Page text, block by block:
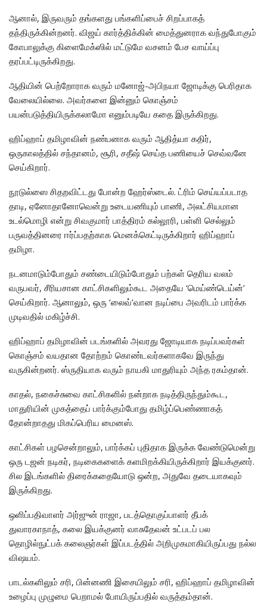
ஆனால், இருவரும் தங்களது பங்களிப்பைச் சிறப்பாகத்
தந்திருக்கின்றனர். விஜய் கார்த்திக்கின் மைத்துனராக வந்துபோகும்
கோபாலுக்கு கிளைமேக்ஸில் மட்டுமே வசனம் பேச வாய்ப்பு
தரப்பட்டிருக்கிறது.
ஆதியின் பெற்றோராக வரும் மனோஜ்-அபிநயா ஜோடிக்கு பெரிதாக
வேலையில்லை. அவர்களை இன்னும் கொஞ்சம்
பயன்படுத்தியிருக்கலாமோ எனும்படியே கதை இருக்கிறது.
ஹிப்ஹாப் தமிழாவின் நண்பனாக வரும் ஆதித்யா கதிர்,
ஒருகாலத்தில் சந்தானம், சூரி, சதீஷ் செய்த பணியைச் செவ்வனே
செய்கிறார்.
நூடுல்ஸை சிதறவிட்டது போன்ற ஹேர்ஸ்டைல். ட்ரிம் செய்யப்படாத
தாடி, ஏனோதானோவென்று உடையணியும் பாணி, அலட்சியமான
உடல்மொழி என்று சிவகுமார் பாத்திரம் கல்லூரி, பள்ளி செல்லும்
பருவத்தினரை ஈர்ப்பதற்காக மெனக்கெட்டிருக்கிறார் ஹிப்ஹாப்
தமிழா.
நடனமாடும்போதும் சண்டையிடும்போதும் பற்கள் தெரிய வலம்
வருபவர், சீரியசான காட்சிகளிலும்கூட அதையே ‘மெய்ண்டெய்ன்’
செய்கிறார். ஆனாலும், ஒரு ‘லைவ்’வான நடிப்பை அவரிடம் பார்க்க
முடிவதில் மகிழ்ச்சி.
ஹிப்ஹாப் தமிழாவின் படங்களில் அவரது ஜோடியாக நடிப்பவர்கள்
கொஞ்சம் வயதான தோற்றம் கொண்டவர்களாகவே இருந்து
வருகின்றனர். ஸ்ருதியாக வரும் நாயகி மாதுரியும் அந்த ரகம்தான்.
காதல், நகைச்சுவை காட்சிகளில் நன்றாக நடித்திருந்தும்கூட,
மாதுரியின் முகத்தைப் பார்க்கும்போது தமிழ்ப்பெண்ணாகத்
தோன்றாதது மிகப்பெரிய மைனஸ்.
காட்சிகள் பழசென்றாலும், பார்க்கப் புதிதாக இருக்க வேண்டுமென்று
ஒரு டஜன் நடிகர், நடிகைகளைக் களமிறக்கியிருக்கிறார் இயக்குனர்.
சில இடங்களில் திரைக்கதையோடு ஒன்ற, அதுவே தடையாகவும்
இருக்கிறது.
ஒளிப்பதிவாளர் அர்ஜுன் ராஜா, படத்தொகுப்பாளர் தீபக்
துவாரகாநாத், கலை இயக்குனர் வாசுதேவன் உட்படப் பல
தொழில்நுட்பக் கலைஞர்கள் இப்படத்தில் அறிமுகமாகியிருப்பது நல்ல
விஷயம்.
பாடல்களிலும் சரி, பின்னணி இசையிலும் சரி, ஹிப்ஹாப் தமிழாவின்
உழைப்பு முழுமை பெறாமல் போயிருப்பதில் வருத்தம்தான்.